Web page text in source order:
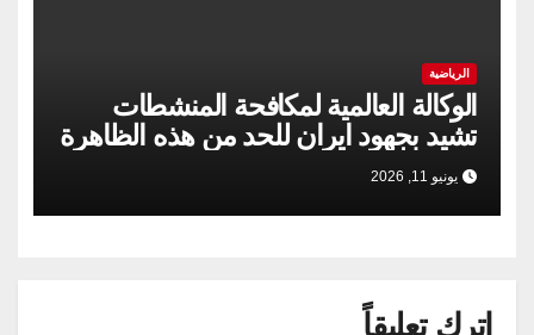
الرياضية
الوكالة العالمية لمكافحة المنشطات
تشيد بجهود ايران للحد من هذه الظاهرة
يونيو 11, 2026
اترك تعليقاً